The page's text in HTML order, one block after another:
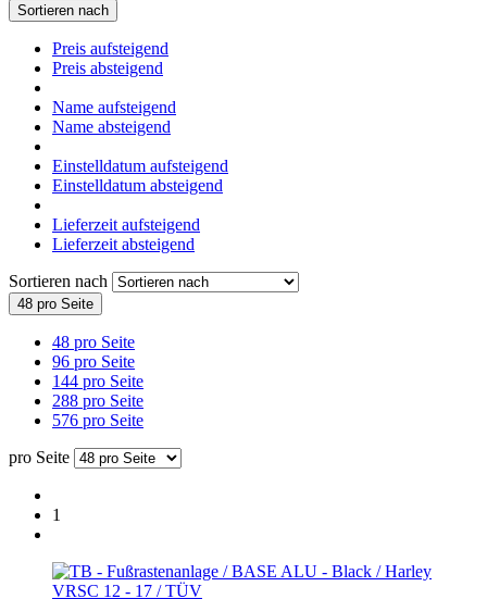
Sortieren nach
Preis aufsteigend
Preis absteigend
Name aufsteigend
Name absteigend
Einstelldatum aufsteigend
Einstelldatum absteigend
Lieferzeit aufsteigend
Lieferzeit absteigend
Sortieren nach
48 pro Seite
48 pro Seite
96 pro Seite
144 pro Seite
288 pro Seite
576 pro Seite
pro Seite
1